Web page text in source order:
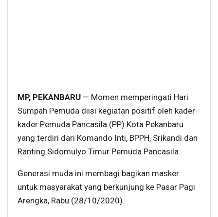
MP, PEKANBARU — Momen memperingati Hari
Sumpah Pemuda diisi kegiatan positif oleh kader-
kader Pemuda Pancasila (PP) Kota Pekanbaru
yang terdiri dari Komando Inti, BPPH, Srikandi dan
Ranting Sidomulyo Timur Pemuda Pancasila.
Generasi muda ini membagi bagikan masker
untuk masyarakat yang berkunjung ke Pasar Pagi
Arengka, Rabu (28/10/2020).